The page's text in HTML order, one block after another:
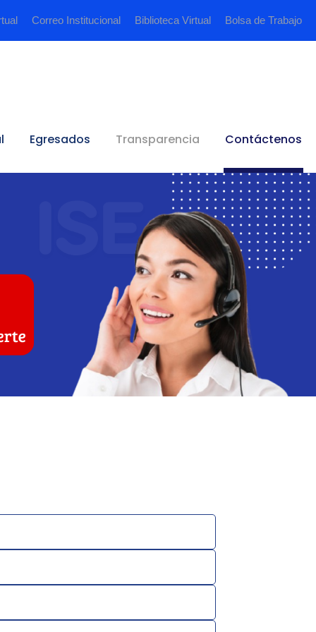
Correo Institucional Biblioteca Virtual Bolsa de Trabajo
Egresados Transparencia Contáctenos